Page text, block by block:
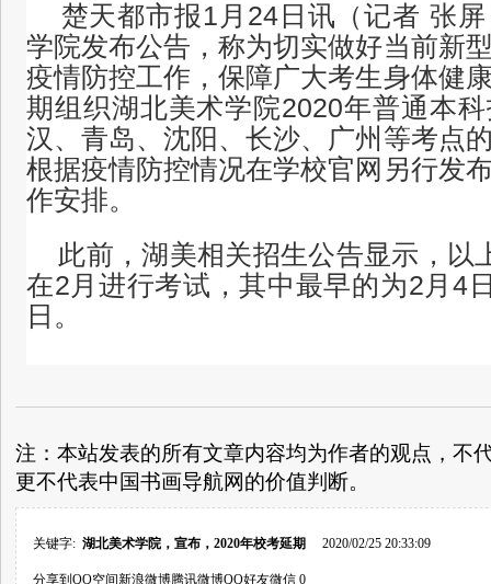
楚天都市报1月24日讯（记者 张屏
学院发布公告，称为切实做好当前新
疫情防控工作，保障广大考生身体健
期组织湖北美术学院2020年普通本
汉、青岛、沈阳、长沙、广州等考点
根据疫情防控情况在学校官网另行发
作安排。
此前，湖美相关招生公告显示，以
在2月进行考试，其中最早的为2月4
日。
注：本站发表的所有文章内容均为作者的观点，不
更不代表中国书画导航网的价值判断。
关键字: 湖北美术学院，宣布，2020年校考延期 2020/02/25 20:33:09
分享到 QQ空间新浪微博腾讯微博QQ好友微信 0